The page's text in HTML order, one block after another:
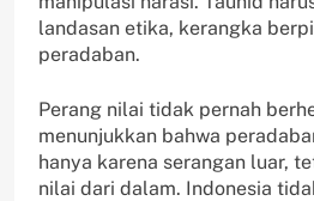
landasan etika, kerangka
peradaban.
Perang nilai tidak pernah
menunjukkan bahwa
hanya karena serangan luar,
nilai dari dalam. Indonesia